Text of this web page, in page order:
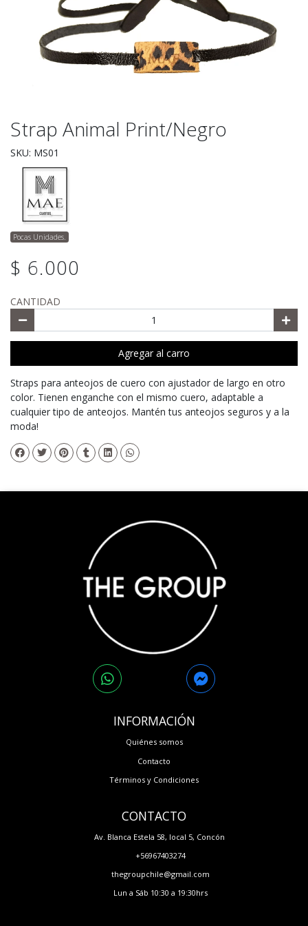
Strap Animal Print/negro
SKU: MS01
Pocas Unidades.
$ 6.000
CANTIDAD
Agregar al carro
Straps para anteojos de cuero con ajustador de largo en otro
color. Tienen enganche con el mismo cuero, adaptable a
cualquier tipo de anteojos. Mantén tus anteojos seguros y a la
moda!
INFORMACIÓN
Quiénes somos
Contacto
Términos y Condiciones
CONTACTO
Av. Blanca Estela 58, local 5, Concón
+56967403274
thegroupchile@gmail.com
Lun a Sáb 10:30 a 19:30hrs